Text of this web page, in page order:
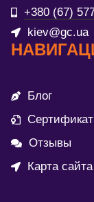
+380 (67)
kiev@gc.ua
Блог
Отзывы
Карта сайта